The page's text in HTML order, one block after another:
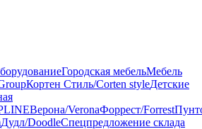
Городская мебельМебель
Кортен Стиль/Corten styleДетские
Верона/VeronaФоррест/Forrest
Дудл/DoodleСпецпредложение склада